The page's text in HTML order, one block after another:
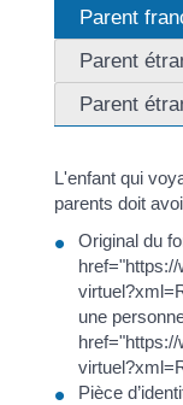
Parent
Parent
Parent
L'enfant qui
parents doit
Original du
une
Pièce